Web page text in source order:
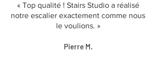
« Top qualité ! Stairs Studio a réalisé
notre escalier exactement comme nous
le voulions. »
Pierre M.